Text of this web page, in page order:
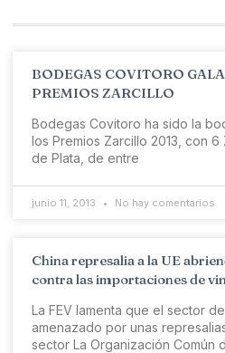
BODEGAS COVITORO
PREMIOS ZARCILLO
Bodegas Covitoro ha sido la
los Premios Zarcillo 2013, con
de Plata, de entre
junio 11, 2013 No hay comentarios
China represalia a la UE
contra las importaciones de
La FEV lamenta que el sector
amenazado por unas
sector La Organización Común